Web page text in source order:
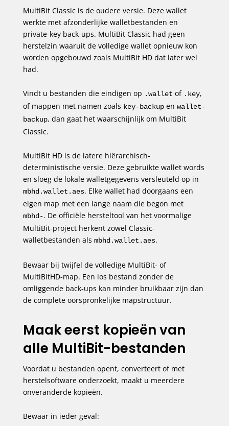
MultiBit Classic is de oudere versie. Deze wallet
werkte met afzonderlijke walletbestanden en
private-key back-ups. MultiBit Classic had geen
herstelzin waaruit de volledige wallet opnieuw kon
worden opgebouwd zoals MultiBit HD dat later wel
had.
Vindt u bestanden die eindigen op .wallet of .key,
of mappen met namen zoals key-backupen wallet-
backup, dan gaat het waarschijnlijk om MultiBit
Classic.
MultiBit HD is de latere hiërarchisch-
deterministische versie. Deze gebruikte wallet words
en sloeg de lokale walletgegevens versleuteld op in
mbhd.wallet.aes. Elke wallet had doorgaans een
eigen map met een lange naam die begon met
mbhd-. De officiële hersteltool van het voormalige
MultiBit-project herkent zowel Classic-
walletbestanden als mbhd.wallet.aes.
Bewaar bij twijfel de volledige MultiBit- of
MultiBitHD-map. Een los bestand zonder de
omliggende back-ups kan minder bruikbaar zijn dan
de complete oorspronkelijke mapstructuur.
Maak eerst kopieën van
alle MultiBit-bestanden
Voordat u bestanden opent, converteert of met
herstelsoftware onderzoekt, maakt u meerdere
onveranderde kopieën.
Bewaar in ieder geval: